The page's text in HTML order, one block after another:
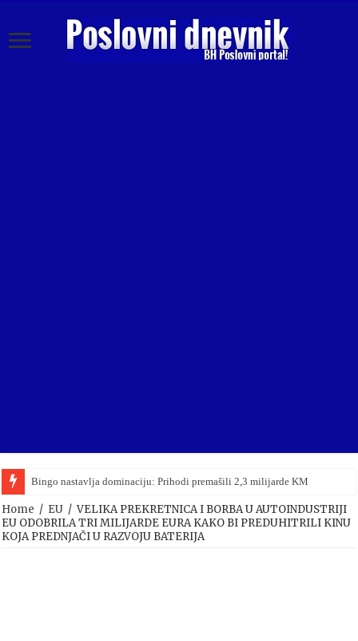
Bingo nastavlja dominaciju: Prihodi premašili 2,3 milijarde KM
Home / EU / VELIKA PREKRETNICA I BORBA U AUTOINDUSTRIJI
EU ODOBRILA TRI MILIJARDE EURA KAKO BI PREDUHITRILI KINU
KOJA PREDNJAČI U RAZVOJU BATERIJA